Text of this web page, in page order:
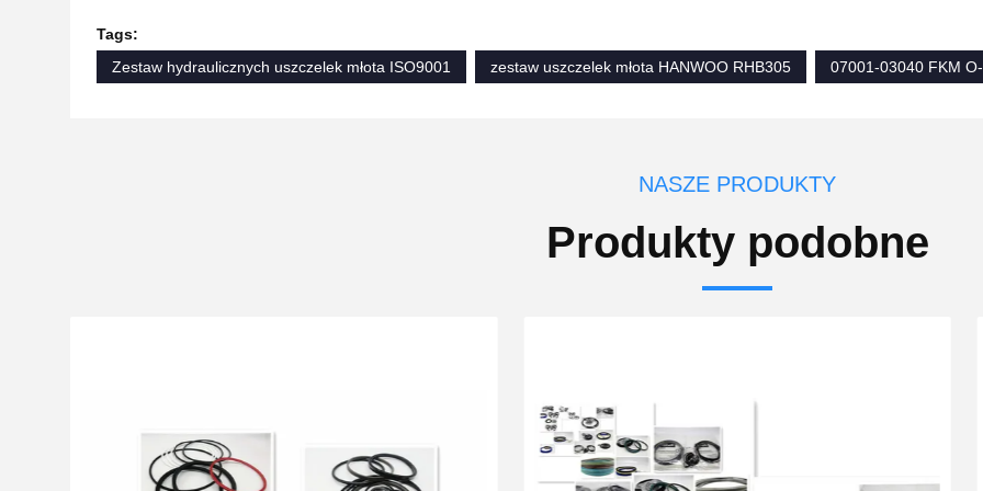
Tags:
Zestaw hydraulicznych uszczelek młota ISO9001
zestaw uszczelek młota HANWOO RHB305 07001-03040 FKM
NASZE PRODUKTY
Produkty podobne